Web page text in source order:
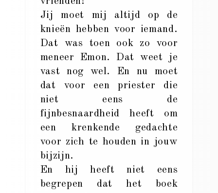
Jij moet mij altijd op de
knieën hebben voor iemand.
Dat was toen ook zo voor
meneer Emon. Dat weet je
vast nog wel. En nu moet
dat voor een priester die
niet eens de
fijnbesnaardheid heeft om
een krenkende gedachte
voor zich te houden in jouw
bijzijn.
En hij heeft niet eens
begrepen dat het boek